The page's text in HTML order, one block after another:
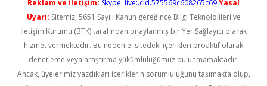
Reklam ve İletişim: Skype: live:.cid.575569c608265c69Yasal
Uyarı: Sitemiz, 5651 Sayılı Kanun gereğince Bilgi Teknolojileri ve
İletişim Kurumu (BTK) tarafından onaylanmış bir Yer Sağlayıcı olarak
hizmet vermektedir. Bu nedenle, sitedeki içerikleri proaktif olarak
denetleme veya araştırma yükümlülüğümüz bulunmamaktadır.
Ancak, üyelerimiz yazdıkları içeriklerin sorumluluğunu taşımakta olup,